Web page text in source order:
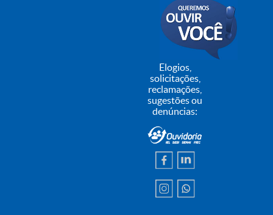
Elogios,
solicitações,
reclamações,
sugestões ou
denúncias: